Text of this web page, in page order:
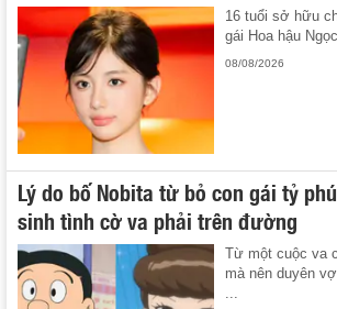
16 tuổi sở hữu
gái Hoa hậu
08/08/2026
Lý do bố Nobita từ bỏ con gái tỷ
sinh tình cờ va phải trên đường
Từ một cuộc va
mà nên duyên
...